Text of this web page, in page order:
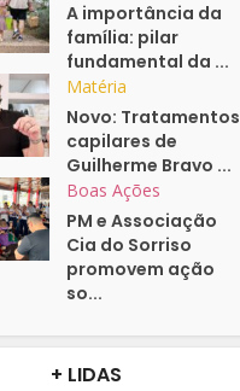
A importância da
família: pilar
fundamental da ...
Matéria
Novo: Tratamentos
capilares de
Guilherme Bravo ...
Boas Ações
PM e Associação
Cia do Sorriso
promovem ação
so...
+ LIDAS